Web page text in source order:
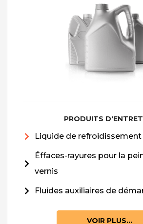
PRODUITS
Liquide de refroidissement
Éffaces-rayures pour la
vernis
Fluides auxiliaires de
VOIR PLUS...